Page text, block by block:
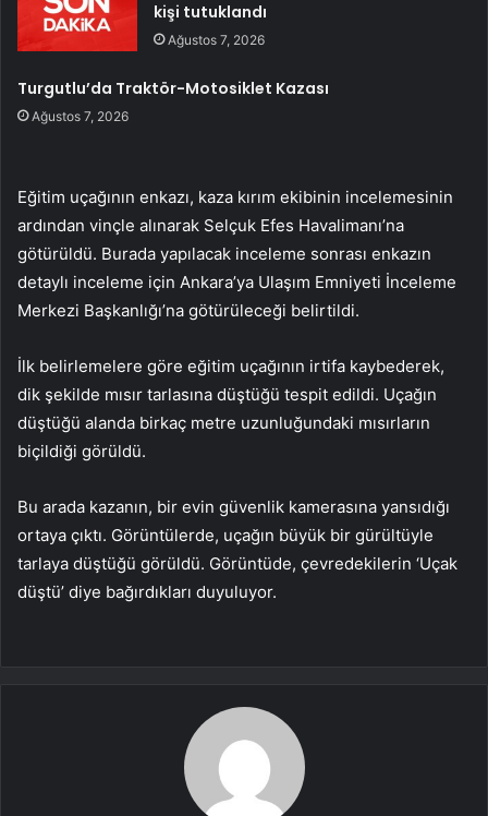
kişi tutuklandı
Ağustos 7, 2026
Turgutlu’da Traktör-Motosiklet Kazası
Ağustos 7, 2026
Eğitim uçağının enkazı, kaza kırım ekibinin incelemesinin
ardından vinçle alınarak Selçuk Efes Havalimanı’na
götürüldü. Burada yapılacak inceleme sonrası enkazın
detaylı inceleme için Ankara’ya Ulaşım Emniyeti İnceleme
Merkezi Başkanlığı’na götürüleceği belirtildi.
İlk belirlemelere göre eğitim uçağının irtifa kaybederek,
dik şekilde mısır tarlasına düştüğü tespit edildi. Uçağın
düştüğü alanda birkaç metre uzunluğundaki mısırların
biçildiği görüldü.
Bu arada kazanın, bir evin güvenlik kamerasına yansıdığı
ortaya çıktı. Görüntülerde, uçağın büyük bir gürültüyle
tarlaya düştüğü görüldü. Görüntüde, çevredekilerin ‘Uçak
düştü’ diye bağırdıkları duyuluyor.